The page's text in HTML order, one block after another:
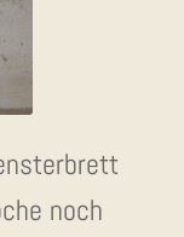
noch